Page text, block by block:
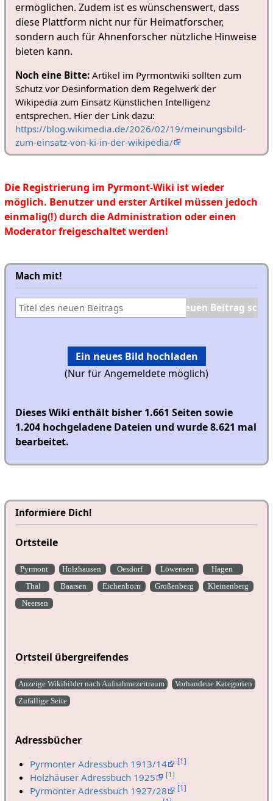
ermöglichen. Zudem ist es wünschenswert, dass
diese Plattform nicht nur für Heimatforscher,
sondern auch für Ahnenforscher nützliche Hinweise
bieten kann.
Noch eine Bitte: Artikel im Pyrmontwiki sollten zum
Schutz vor Desinformation dem Regelwerk der
Wikipedia zum Einsatz Künstlichen Intelligenz
entsprechen. Hier der Link dazu:
https://blog.wikimedia.de/2026/02/19/meinungsbild-
zum-einsatz-von-ki-in-der-wikipedia/
Die Registrierung im Pyrmont-Wiki ist wieder
möglich. Benutzer und erster Artikel müssen jedoch
einmalig(!) durch die Administration oder einen
Moderator freigeschaltet werden!
Mach mit!
Ein neues Bild hochladen
(Nur für Angemeldete möglich)
Dieses Wiki enthält bisher 1.661 Seiten sowie
1.204 hochgeladene Dateien und wurde 8.621 mal
bearbeitet.
Informiere Dich!
Ortsteile
Pyrmont Holzhausen Oesdorf Löwensen
Hagen
Thal
Baarsen Eichenborn Großenberg
Kleinenberg
Neersen
Ortsteil übergreifendes
Anzeige Wikibilder nach Aufnahmezeitraum
Vorhandene Kategorien
Zufällige Seite
Adressbücher
Pyrmonter Adressbuch 1913/14 [1]
Holzhäuser Adressbuch 1925 [1]
Pyrmonter Adressbuch 1927/28 [1]